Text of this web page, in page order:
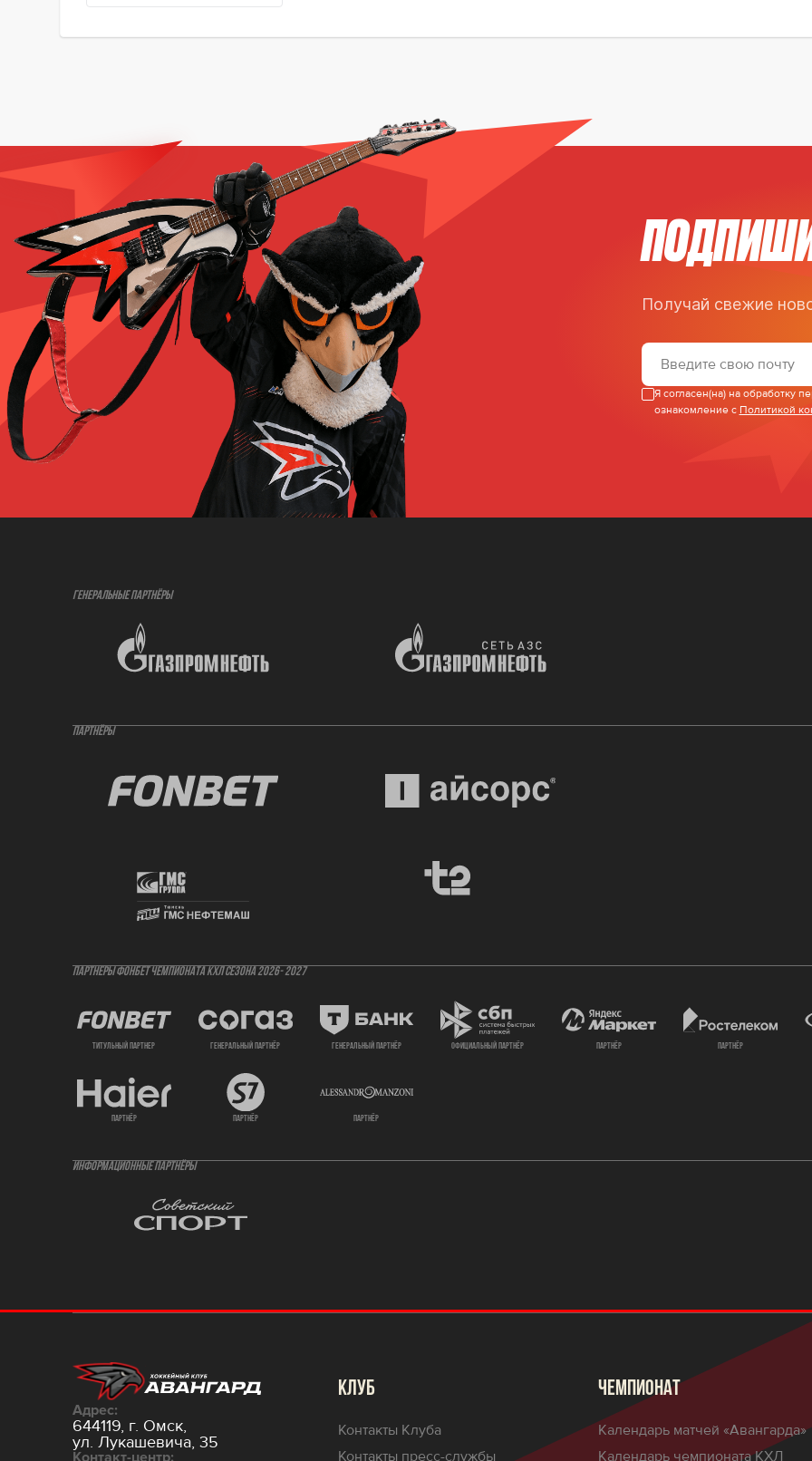
Получай свежие
Я согласен(на) на обработку
ознакомление с Политикой
ГЕНЕРАЛЬНЫЕ ПАРТНЁРЫ
ПАРТНЁРЫ
ПАРТНЕРЫ ФОНБЕТ ЧЕМПИОНАТА КХЛ СЕЗОНА 2026- 2027
титульный партнер генеральный партнёр генеральный партнёр официальный партнёр партнёр партнёр
партнёр партнёр партнёр
ИНФОРМАЦИОННЫЕ ПАРТНЁРЫ
Адрес:
644119, г. Омск,
ул. Лукашевича, 35
Контакт-центр:
КЛУБ
Контакты Клуба
Контакты пресс-службы
ЧЕМПИОНАТ
Календарь матчей «Авангарда»
Календарь чемпионата КХЛ